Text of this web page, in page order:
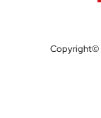
Copyright©